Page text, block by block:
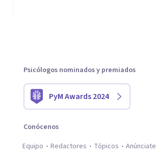
Psicólogos nominados y premiados
PyM Awards 2024
Conócenos
Equipo
Redactores Tópicos Anúnciate